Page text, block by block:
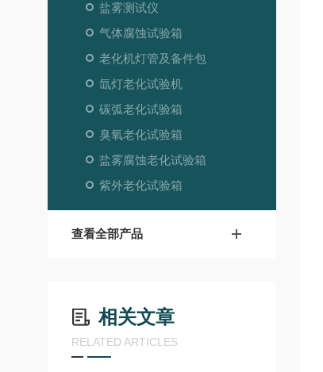
盐雾测试仪
气体腐蚀试验箱
老化机灯管及备件包
氙灯老化试验机
碳弧老化试验箱
臭氧老化试验箱
盐雾腐蚀老化试验箱
紫外老化试验箱
查看全部产品
相关文章
RELATED ARTICLES